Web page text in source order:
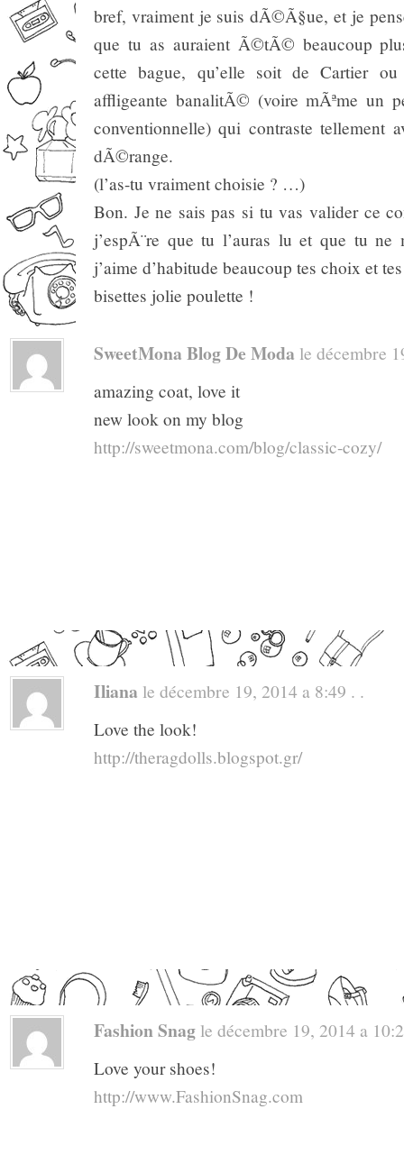
bref, vraiment je suis dÃ©Ã§ue, et je
que tu as auraient Ã©tÃ© beaucoup
cette bague, qu’elle soit de Cartier
affligeante banalitÃ© (voire mÃªme un
conventionnelle) qui contraste tellement
dÃ©range.
(l’as-tu vraiment choisie ? …)
Bon. Je ne sais pas si tu vas valider ce
j’espÃ¨re que tu l’auras lu et que tu ne
j’aime d’habitude beaucoup tes choix et
bisettes jolie poulette !
SweetMona Blog De Moda le décembre
amazing coat, love it
new look on my blog
http://sweetmona.com/blog/classic-cozy/
Iliana le décembre 19, 2014 a 8:49 . .
Love the look!
http://theragdolls.blogspot.gr/
Fashion Snag le décembre 19, 2014 a
Love your shoes!
http://www.FashionSnag.com